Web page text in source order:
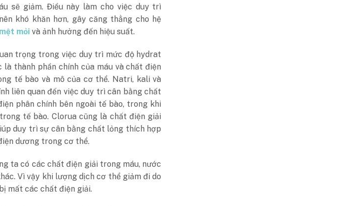
sẽ giảm. Điều này làm cho việc duy trì
khó khăn hơn, gây căng thẳng cho hệ
mệt mỏivà ảnh hưởng đến hiệu suất.
trọng trong việc duy trì mức độ hydrat
thành phần chính của máu và chất điện
tế bào và mô của cơ thể. Natri, kali và
liên quan đến việc duy trì cân bằng chất
phân chính bên ngoài tế bào, trong khi
tế bào. Clorua cũng là chất điện giải
duy trì sự cân bằng chất lỏng thích hợp
dương trong cơ thể.
ta có các chất điện giải trong máu, nước
Vì vậy khi lượng dịch cơ thể giảm đi do
mất các chất điện giải.